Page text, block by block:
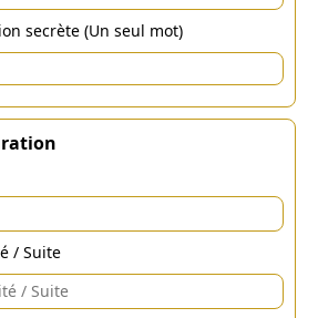
secrète (Un seul mot)
/ Suite